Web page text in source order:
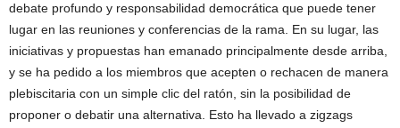
debate profundo y responsabilidad democrática que puede tener
lugar en las reuniones y conferencias de la rama. En su lugar, las
iniciativas y propuestas han emanado principalmente desde arriba,
y se ha pedido a los miembros que acepten o rechacen de manera
plebiscitaria con un simple clic del ratón, sin la posibilidad de
proponer o debatir una alternativa. Esto ha llevado a zigzags